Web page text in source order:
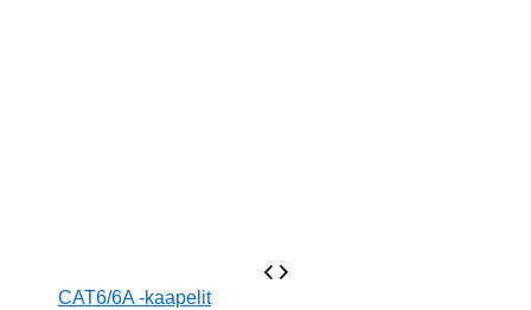
CAT6/6A -kaapelit